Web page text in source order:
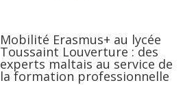
Mobilité Erasmus+ au lycée
Toussaint Louverture : des
experts maltais au service de
la formation professionnelle